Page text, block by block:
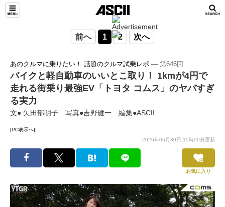
前へ 1 2 次へ
あのクルマに乗りたい！ 話題のクルマ試乗レポ ― 第646回
バイクと軽自動車のいいとこ取り！ 1kmが4円で
走れる街乗り最強EV「トヨタ コムス」のヤバすぎ
る実力
文● 矢田部明子 写真●吉野健一 編集●ASCII
[PC表示へ]
2026年05月30日 15時00分更新
お気に入り